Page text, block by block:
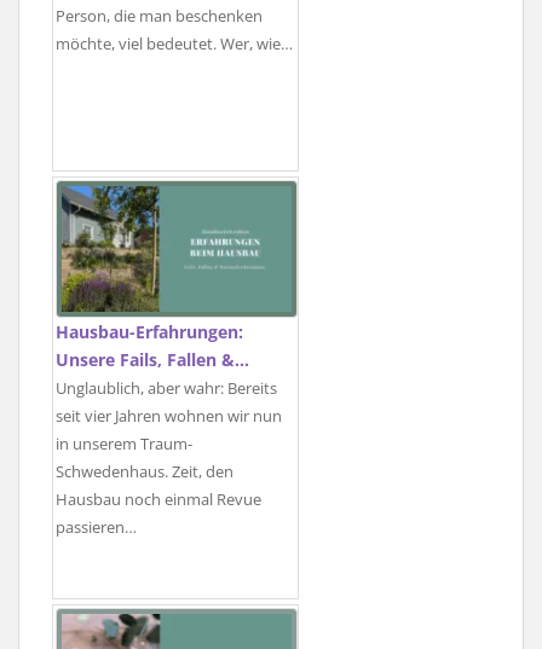
Person, die man beschenken
möchte, viel bedeutet. Wer, wie…
Hausbau-Erfahrungen:
Unsere Fails, Fallen &…
Unglaublich, aber wahr: Bereits
seit vier Jahren wohnen wir nun
in unserem Traum-
Schwedenhaus. Zeit, den
Hausbau noch einmal Revue
passieren…